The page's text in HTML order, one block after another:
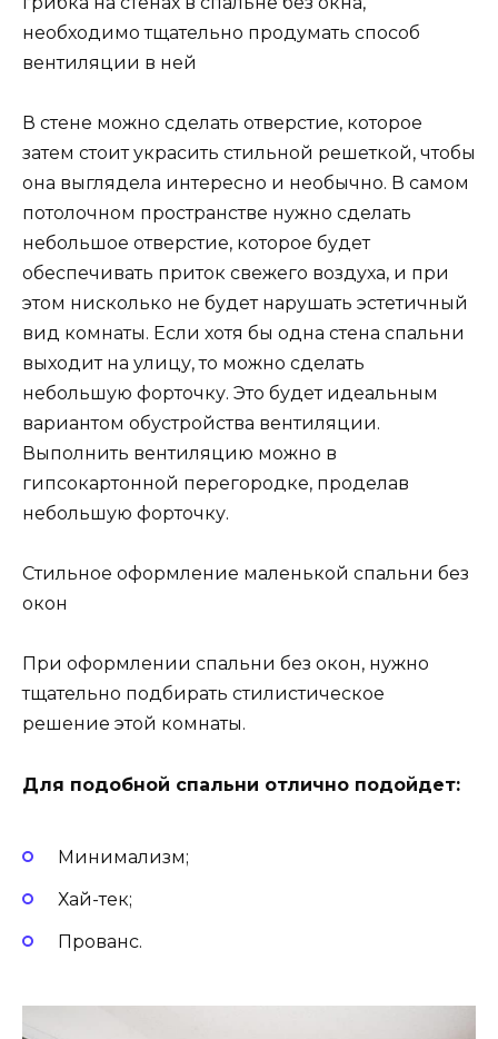
необходимо тщательно продумать способ
вентиляции в ней
В стене можно сделать отверстие, которое
затем стоит украсить стильной решеткой, чтобы
она выглядела интересно и необычно. В самом
потолочном пространстве нужно сделать
небольшое отверстие, которое будет
обеспечивать приток свежего воздуха, и при
этом нисколько не будет нарушать эстетичный
вид комнаты. Если хотя бы одна стена спальни
выходит на улицу, то можно сделать
небольшую форточку. Это будет идеальным
вариантом обустройства вентиляции.
Выполнить вентиляцию можно в
гипсокартонной перегородке, проделав
небольшую форточку.
Стильное оформление маленькой спальни без
окон
При оформлении спальни без окон, нужно
тщательно подбирать стилистическое
решение этой комнаты.
Для подобной спальни отлично подойдет:
Минимализм;
Хай-тек;
Прованс.